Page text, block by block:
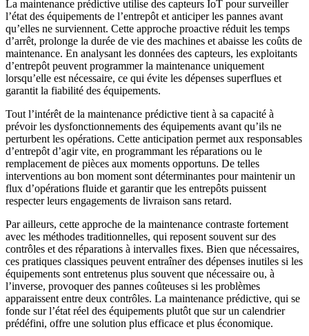
La maintenance prédictive utilise des capteurs IoT pour surveiller
l’état des équipements de l’entrepôt et anticiper les pannes avant
qu’elles ne surviennent. Cette approche proactive réduit les temps
d’arrêt, prolonge la durée de vie des machines et abaisse les coûts de
maintenance. En analysant les données des capteurs, les exploitants
d’entrepôt peuvent programmer la maintenance uniquement
lorsqu’elle est nécessaire, ce qui évite les dépenses superflues et
garantit la fiabilité des équipements.
Tout l’intérêt de la maintenance prédictive tient à sa capacité à
prévoir les dysfonctionnements des équipements avant qu’ils ne
perturbent les opérations. Cette anticipation permet aux responsables
d’entrepôt d’agir vite, en programmant les réparations ou le
remplacement de pièces aux moments opportuns. De telles
interventions au bon moment sont déterminantes pour maintenir un
flux d’opérations fluide et garantir que les entrepôts puissent
respecter leurs engagements de livraison sans retard.
Par ailleurs, cette approche de la maintenance contraste fortement
avec les méthodes traditionnelles, qui reposent souvent sur des
contrôles et des réparations à intervalles fixes. Bien que nécessaires,
ces pratiques classiques peuvent entraîner des dépenses inutiles si les
équipements sont entretenus plus souvent que nécessaire ou, à
l’inverse, provoquer des pannes coûteuses si les problèmes
apparaissent entre deux contrôles. La maintenance prédictive, qui se
fonde sur l’état réel des équipements plutôt que sur un calendrier
prédéfini, offre une solution plus efficace et plus économique.